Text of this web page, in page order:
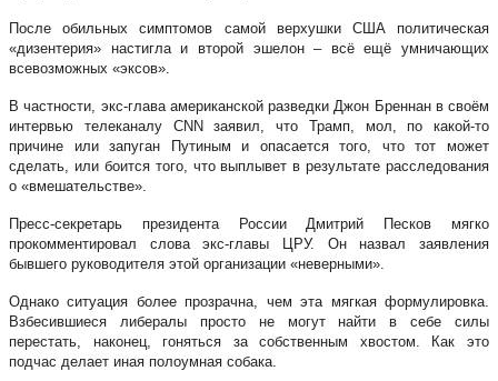
После обильных симптомов самой верхушки США политическая
«дизентерия» настигла и второй эшелон – всё ещё умничающих
всевозможных «эксов».
В частности, экс-глава американской разведки Джон Бреннан в своём
интервью телеканалу CNN заявил, что Трамп, мол, по какой-то
причине или запуган Путиным и опасается того, что тот может
сделать, или боится того, что выплывет в результате расследования
о «вмешательстве».
Пресс-секретарь президента России Дмитрий Песков мягко
прокомментировал слова экс-главы ЦРУ. Он назвал заявления
бывшего руководителя этой организации «неверными».
Однако ситуация более прозрачна, чем эта мягкая формулировка.
Взбесившиеся либералы просто не могут найти в себе силы
перестать, наконец, гоняться за собственным хвостом. Как это
подчас делает иная полоумная собака.